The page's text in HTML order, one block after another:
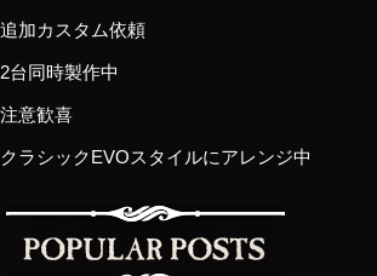
追加カスタム依頼
2台同時製作中
注意歓喜
クラシックEVOスタイルにアレンジ中